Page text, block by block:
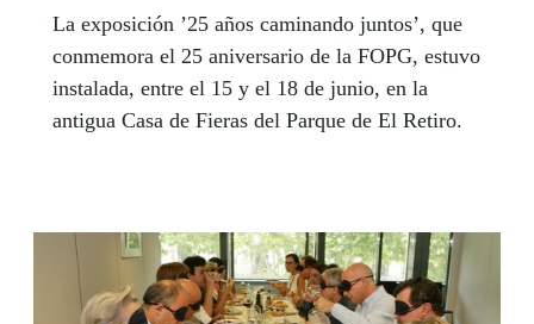
La exposición ’25 años caminando juntos’, que
conmemora el 25 aniversario de la FOPG, estuvo
instalada, entre el 15 y el 18 de junio, en la
antigua Casa de Fieras del Parque de El Retiro.